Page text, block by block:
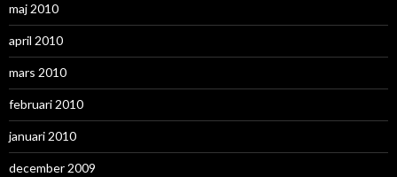
maj 2010
april 2010
mars 2010
februari 2010
januari 2010
december 2009